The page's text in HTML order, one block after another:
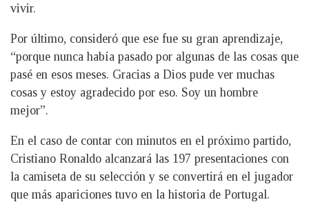
vivir.
Por último, consideró que ese fue su gran aprendizaje,
“porque nunca había pasado por algunas de las cosas que
pasé en esos meses. Gracias a Dios pude ver muchas
cosas y estoy agradecido por eso. Soy un hombre
mejor”.
En el caso de contar con minutos en el próximo partido,
Cristiano Ronaldo alcanzará las 197 presentaciones con
la camiseta de su selección y se convertirá en el jugador
que más apariciones tuvo en la historia de Portugal.